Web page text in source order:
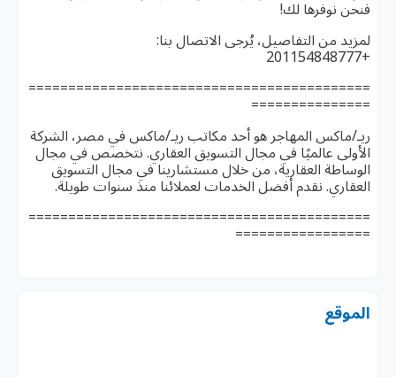
فنحن نوفرها لك!
لمزيد من التفاصيل، يُرجى الاتصال بنا:
+201154848777
===========================================
===============
ريـ/ماكس المهاجر هو أحد مكاتب ريـ/ماكس في مصر، الشركة
الأولى عالميًا في مجال التسويق العقاري. نتخصص في مجال
الوساطة العقارية، من خلال مستشارينا في مجال التسويق
العقاري. نقدم أفضل الخدمات لعملائنا منذ سنوات طويلة.
===========================================
=================
الموقع